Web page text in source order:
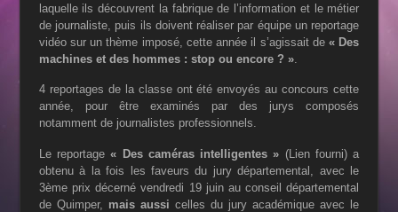
laquelle ils découvrent la fabrique de l’information et le métier
de journaliste, puis ils doivent réaliser par équipe un reportage
vidéo sur un thème imposé, cette année il s’agissait de« Des
machines et des hommes : stop ou encore ? ».
4 reportages de la classe ont été envoyés au concours cette
année, pour être examinés par des jurys composés
notamment de journalistes professionnels.
Le reportage« Des caméras intelligentes » (Lien fourni) a
obtenu à la fois les faveurs du jury départemental, avec le
3ème prix décerné vendredi 19 juin au conseil départemental
de Quimper, mais aussi celles du jury académique avec le